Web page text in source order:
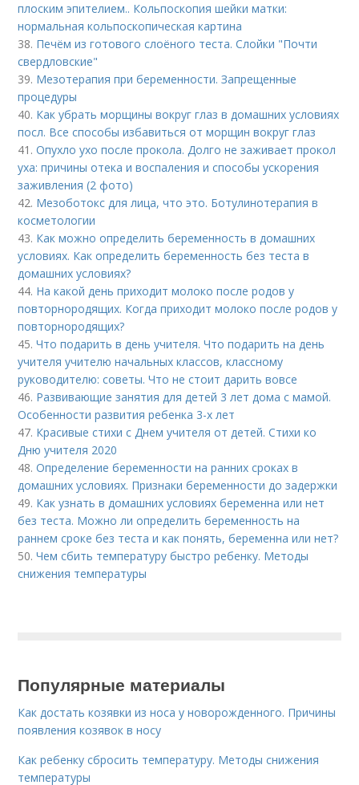
плоским эпителием.. Кольпоскопия шейки матки:
нормальная кольпоскопическая картина
38. Печём из готового слоёного теста. Слойки "Почти
свердловские"
39. Мезотерапия при беременности. Запрещенные
процедуры
40. Как убрать морщины вокруг глаз в домашних условиях
посл. Все способы избавиться от морщин вокруг глаз
41.Опухло ухо после прокола. Долго не заживает прокол
уха: причины отека и воспаления и способы ускорения
заживления (2 фото)
42. Мезоботокс для лица, что это. Ботулинотерапия в
косметологии
43. Как можно определить беременность в домашних
условиях. Как определить беременность без теста в
домашних условиях?
44. На какой день приходит молоко после родов у
повторнородящих. Когда приходит молоко после родов у
повторнородящих?
45.Что подарить в день учителя. Что подарить на день
учителя учителю начальных классов, классному
руководителю: советы. Что не стоит дарить вовсе
46. Развивающие занятия для детей 3 лет дома с мамой.
Особенности развития ребенка 3-х лет
47. Красивые стихи с Днем учителя от детей. Стихи ко
Дню учителя 2020
48.Определение беременности на ранних сроках в
домашних условиях. Признаки беременности до задержки
49. Как узнать в домашних условиях беременна или нет
без теста. Можно ли определить беременность на
раннем сроке без теста и как понять, беременна или нет?
50.Чем сбить температуру быстро ребенку. Методы
снижения температуры
Популярные материалы
Как достать козявки из носа у новорожденного. Причины
появления козявок в носу
Как ребенку сбросить температуру. Методы снижения
температуры